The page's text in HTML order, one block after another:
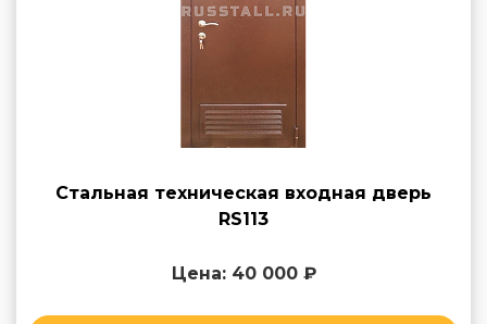
Стальная техническая входная дверь
RS113
Цена: 40 000 ₽